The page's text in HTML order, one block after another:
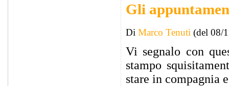
Gli
Di Marco Tenuti (del 08/
Vi segnalo con
stampo
stare in compagnia